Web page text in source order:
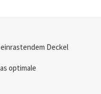
Deckel
optimale